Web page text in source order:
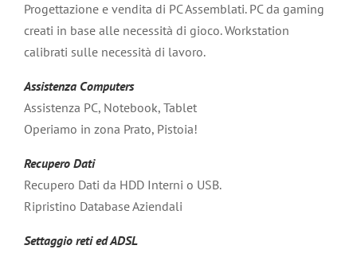
Progettazione e vendita di PC Assemblati. PC da gaming
creati in base alle necessità di gioco. Workstation
calibrati sulle necessità di lavoro.
Assistenza Computers
Assistenza PC, Notebook, Tablet
Operiamo in zona Prato, Pistoia!
Recupero Dati
Recupero Dati da HDD Interni o USB.
Ripristino Database Aziendali
Settaggio reti ed ADSL